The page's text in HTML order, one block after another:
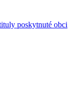
poskytnuté obci